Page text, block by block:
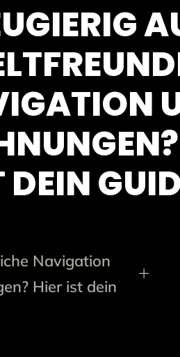
DEIN
Navigation
Hier ist dein